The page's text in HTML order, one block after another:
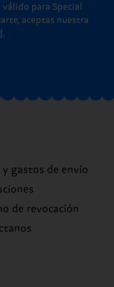
para Special
aceptas nuestra
.
y gastos de envío
de revocación